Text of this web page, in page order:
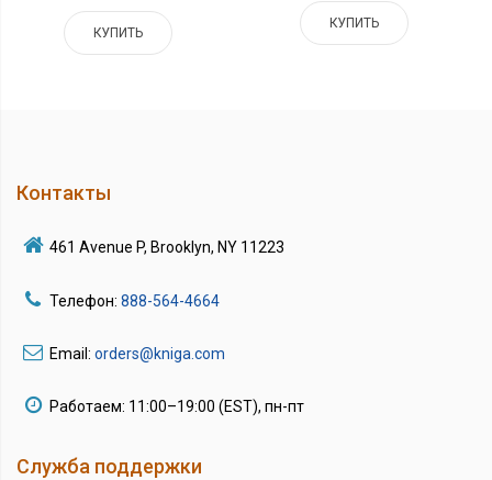
КУПИТЬ
КУПИТЬ
Контакты
461 Avenue P, Brooklyn, NY 11223
Телефон: 888-564-4664
Email: orders@kniga.com
Работаем: 11:00–19:00 (EST), пн-пт
Служба поддержки